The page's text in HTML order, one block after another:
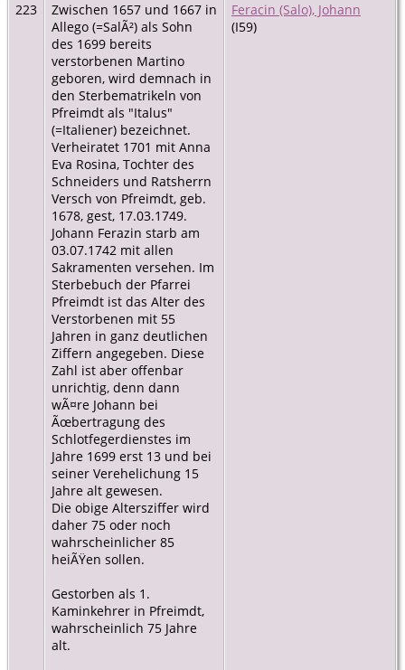
223
Zwischen 1657 und 1667 in
Allego (=SalÃ²) als Sohn
des 1699 bereits
verstorbenen Martino
geboren, wird demnach in
den Sterbematrikeln von
Pfreimdt als "Italus"
(=Italiener) bezeichnet.
Verheiratet 1701 mit Anna
Eva Rosina, Tochter des
Schneiders und Ratsherrn
Versch von Pfreimdt, geb.
1678, gest, 17.03.1749.
Johann Ferazin starb am
03.07.1742 mit allen
Sakramenten versehen. Im
Sterbebuch der Pfarrei
Pfreimdt ist das Alter des
Verstorbenen mit 55
Jahren in ganz deutlichen
Ziffern angegeben. Diese
Zahl ist aber offenbar
unrichtig, denn dann
wÃ¤re Johann bei
Ãœbertragung des
Schlotfegerdienstes im
Jahre 1699 erst 13 und bei
seiner Verehelichung 15
Jahre alt gewesen.
Die obige Altersziffer wird
daher 75 oder noch
wahrscheinlicher 85
heiÃŸen sollen.
Gestorben als 1.
Kaminkehrer in Pfreimdt,
wahrscheinlich 75 Jahre
alt.
Feracin (Salo), Johann
(I59)